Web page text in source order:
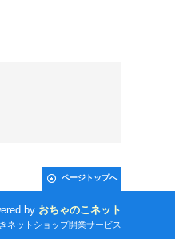
ページトップへ
by おちゃのこネット
ネットショップ開業サービス